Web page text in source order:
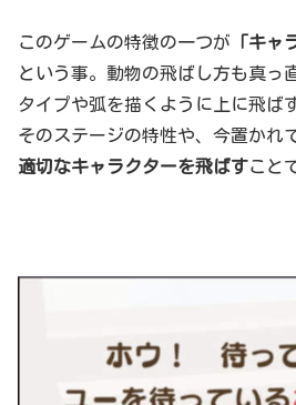
このゲームの特徴の一つが 「キャ
という事。動物の飛ばし方も真っ
タイプや弧を描くように上に飛ば
そのステージの特性や、今置かれ
適切なキャラクターを飛ばすこと